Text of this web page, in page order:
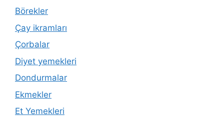
Börekler
Çay ikramları
Çorbalar
Diyet yemekleri
Dondurmalar
Ekmekler
Et Yemekleri